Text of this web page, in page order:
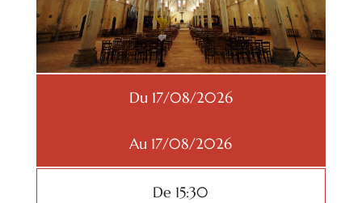
Du 17/08/2026
Au 17/08/2026
De 15:30